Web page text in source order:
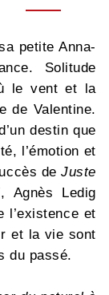
petite Anna-
Solitude
le vent et la
de Valentine.
destin que
l’émotion et
deJuste
, Agnès Ledig
l’existence et
et la vie sont
du passé.